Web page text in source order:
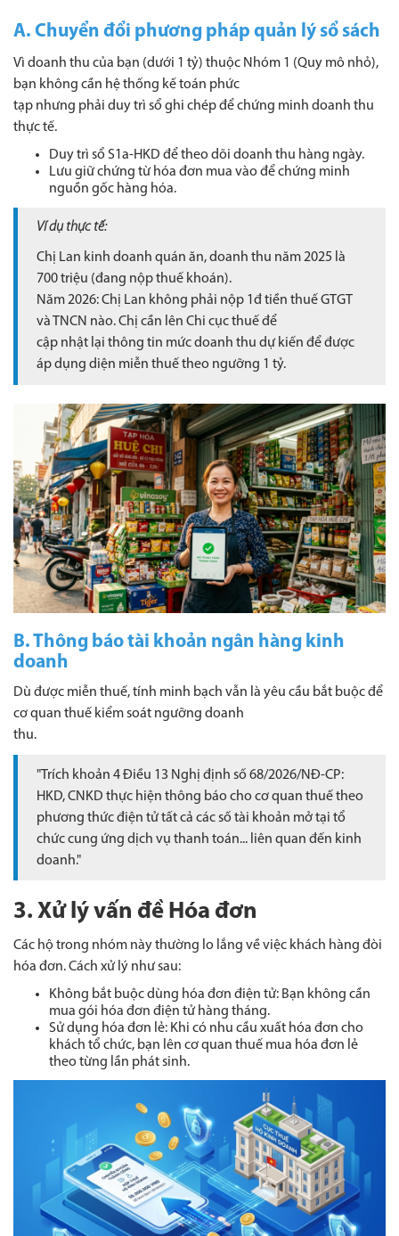
A. Chuyển đổi phương pháp quản lý sổ sách
Vì doanh thu của bạn (dưới 1 tỷ) thuộc Nhóm 1 (Quy mô nhỏ),
bạn không cần hệ thống kế toán phức
tạp nhưng phải duy trì sổ ghi chép để chứng minh doanh thu
thực tế.
Duy trì sổ S1a-HKD để theo dõi doanh thu hàng ngày.
Lưu giữ chứng từ hóa đơn mua vào để chứng minh
nguồn gốc hàng hóa.
Ví dụ thực tế:
Chị Lan kinh doanh quán ăn, doanh thu năm 2025 là
700 triệu (đang nộp thuế khoán).
Năm 2026: Chị Lan không phải nộp 1đ tiền thuế GTGT
và TNCN nào. Chị cần lên Chi cục thuế để
cập nhật lại thông tin mức doanh thu dự kiến để được
áp dụng diện miễn thuế theo ngưỡng 1 tỷ.
B. Thông báo tài khoản ngân hàng kinh
doanh
Dù được miễn thuế, tính minh bạch vẫn là yêu cầu bắt buộc để
cơ quan thuế kiểm soát ngưỡng doanh
thu.
"Trích khoản 4 Điều 13 Nghị định số 68/2026/NĐ-CP:
HKD, CNKD thực hiện thông báo cho cơ quan thuế theo
phương thức điện tử tất cả các số tài khoản mở tại tổ
chức cung ứng dịch vụ thanh toán... liên quan đến kinh
doanh."
3. Xử lý vấn đề Hóa đơn
Các hộ trong nhóm này thường lo lắng về việc khách hàng đòi
hóa đơn. Cách xử lý như sau:
Không bắt buộc dùng hóa đơn điện tử: Bạn không cần
mua gói hóa đơn điện tử hàng tháng.
Sử dụng hóa đơn lẻ: Khi có nhu cầu xuất hóa đơn cho
khách tổ chức, bạn lên cơ quan thuế mua hóa đơn lẻ
theo từng lần phát sinh.